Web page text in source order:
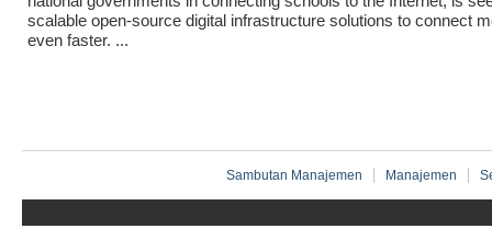
scalable open-source digital infrastructure solutions to connect
even faster. ...
Sambutan Manajemen Manajemen